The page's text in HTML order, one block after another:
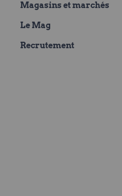
Magasins et marchés
Le Mag
Recrutement